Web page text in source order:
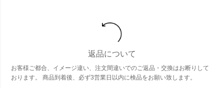
返品について
お客様ご都合、イメージ違い、注文間違いでのご返品・交換はお断りして
おります。 商品到着後、必ず3営業日以内に検品をお願い致します。